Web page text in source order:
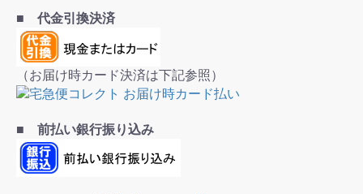
■ 代金引換決済
（お届け時カード決済は下記参照）
■ 前払い銀行振り込み